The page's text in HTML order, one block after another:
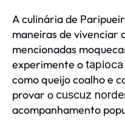
A culinária de
maneiras de vivenciar
mencionadas
experimente otapioca
como queijo coalho e
provar o cuscuz
acompanhamento